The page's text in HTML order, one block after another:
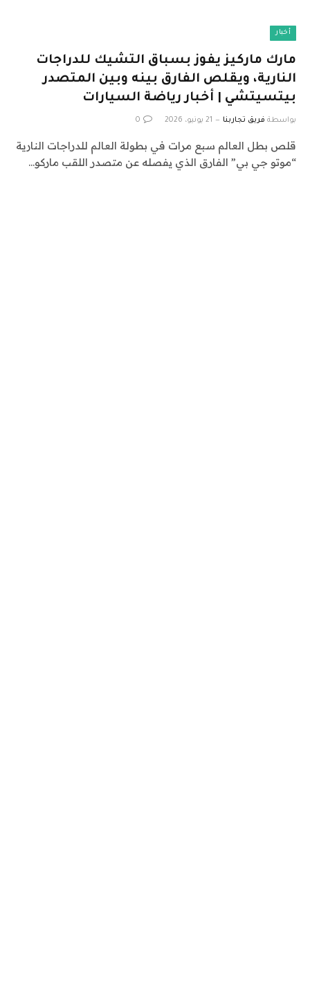
أخبار
مارك ماركيز يفوز بسباق التشيك للدراجات
النارية، ويقلص الفارق بينه وبين المتصدر
بيتسيتشي | أخبار رياضة السيارات
بواسطة فريق تجاربنا 21 يونيو، 2026 0
قلص بطل العالم سبع مرات في بطولة العالم للدراجات النارية
“موتو جي بي” الفارق الذي يفصله عن متصدر اللقب ماركو…